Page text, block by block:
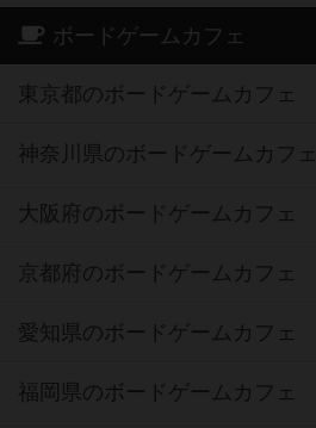
ボードゲームカフェ
東京都のボードゲームカフェ
神奈川県のボードゲームカフェ
大阪府のボードゲームカフェ
京都府のボードゲームカフェ
愛知県のボードゲームカフェ
福岡県のボードゲームカフェ